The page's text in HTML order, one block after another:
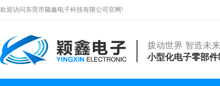
欢迎访问东莞市颖鑫电子科技有限公司官网!
拨动世界 智造未来
小型化电子零部